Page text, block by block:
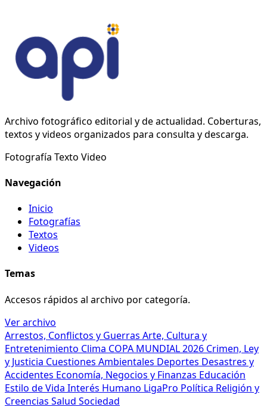
Archivo fotográfico editorial y de actualidad. Coberturas,
textos y videos organizados para consulta y descarga.
Fotografía Texto Video
Navegación
Inicio
Fotografías
Textos
Videos
Temas
Accesos rápidos al archivo por categoría.
Ver archivo
Arrestos, Conflictos y Guerras Arte, Cultura y
Entretenimiento Clima COPA MUNDIAL 2026 Crimen, Ley
y Justicia Cuestiones Ambientales Deportes Desastres y
Accidentes Economía, Negocios y Finanzas Educación
Estilo de Vida Interés Humano LigaPro Política Religión y
Creencias Salud Sociedad